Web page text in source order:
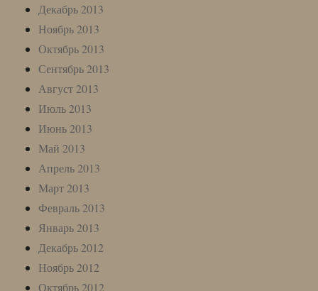
Декабрь 2013
Ноябрь 2013
Октябрь 2013
Сентябрь 2013
Август 2013
Июль 2013
Июнь 2013
Май 2013
Апрель 2013
Март 2013
Февраль 2013
Январь 2013
Декабрь 2012
Ноябрь 2012
Октябрь 2012